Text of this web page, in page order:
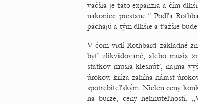
väčšia je táto expanzia a čím
nakoniec prestane.“ Podľa
páchajú a tým dlhšie a ťažšie
V čom vidí Rothbard základné
byť zlikvidované, alebo musia
statkov musia klesnúť, najmä
úrokov, kríza zahŕňa nárast
spotrebiteľským. Nielen ceny
na burze, ceny nehnuteľností.